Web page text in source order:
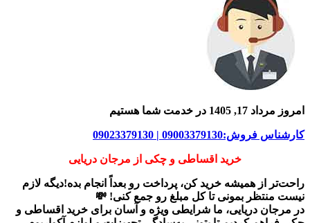
امروز مرداد 17, 1405 در خدمت شما هستیم
کارشناس فروش:09003379130 | 09023379130
خرید اقساطی و چکی از مرجان دریایی
راحت‌تر از همیشه خرید کن، پرداخت رو بعداً انجام بده!دیگه لازم
نیست منتظر بمونی تا کل مبلغ رو جمع کنی! 💸
در مرجان دریایی، ما شرایطی ویژه و آسان برای خرید اقساطی و